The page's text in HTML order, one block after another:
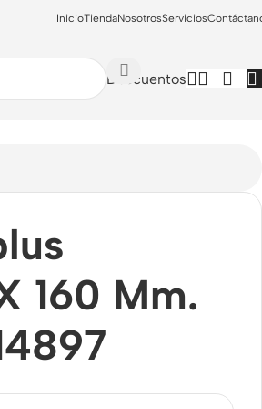
InicioTiendaNosotrosServicios
Descuentos
160 Mm.